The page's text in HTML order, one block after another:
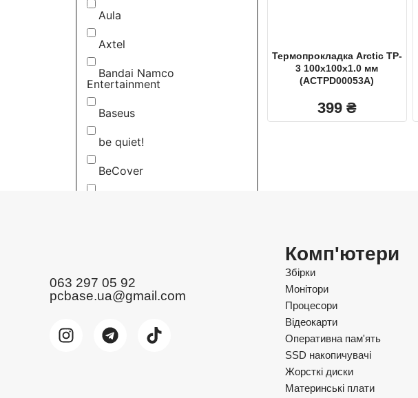
Aula
Axtel
Bandai Namco
Entertainment
Baseus
be quiet!
BeCover
BOYA
Cablexpert
Термопрокладка Arctic TP-
3 100х100х1.0 мм
(ACTPD00053A)
399 ₴
063 297 05 92
pcbase.ua@gmail.com
Комп'ютери
Збірки
Монітори
Процесори
Відеокарти
Оперативна пам'ять
SSD накопичувачі
Жорсткі диски
Материнські плати